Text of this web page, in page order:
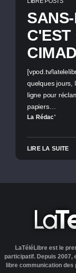
C'EST
[vpod.tv/
quelques jours,
ligne pour
papiers…
La Rédac'
LIRE LA SUITE
LaTéléLibre est le
participatif. Depuis 2007,
libre communication des